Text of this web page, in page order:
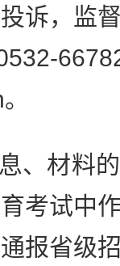
诉，监
材料的
考试中
报省级